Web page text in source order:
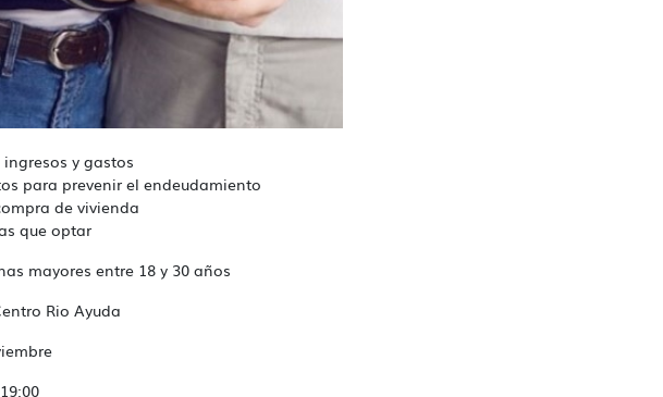
y gastos
para prevenir el endeudamiento
de vivienda
que optar
mayores entre 18 y 30 años
Rio Ayuda